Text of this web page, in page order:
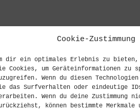
Cookie-
dir ein optimales Erlebnis zu bieten,
Cookies, um Geräteinformationen zu
Wenn du diesen
das Surfverhalten oder eindeutige
Wenn du deine Zustimmung
können bestimmte